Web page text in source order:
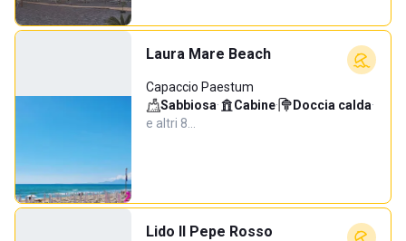
Laura Mare Beach
Capaccio Paestum
Sabbiosa· Cabine· Doccia calda·
e altri 8…
Lido Il Pepe Rosso